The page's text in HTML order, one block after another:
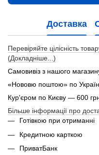
Доставка
Перевіряйте цілісність
(Докладніше...)
Самовивіз з нашого
«Нововю поштою» по
Кур'єром по Києву — 600
Більше інформації про
Готівкою при отриманні
Кредитною карткою
ПриватБанк